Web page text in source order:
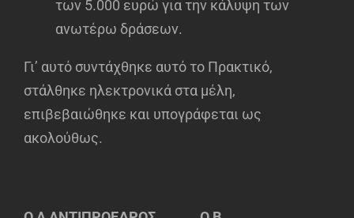
των 5.000 ευρώ για την κάλυψη των
ανωτέρω δράσεων.
Γι’ αυτό συντάχθηκε αυτό το Πρακτικό,
στάλθηκε ηλεκτρονικά στα μέλη,
επιβεβαιώθηκε και υπογράφεται ως
ακολούθως.